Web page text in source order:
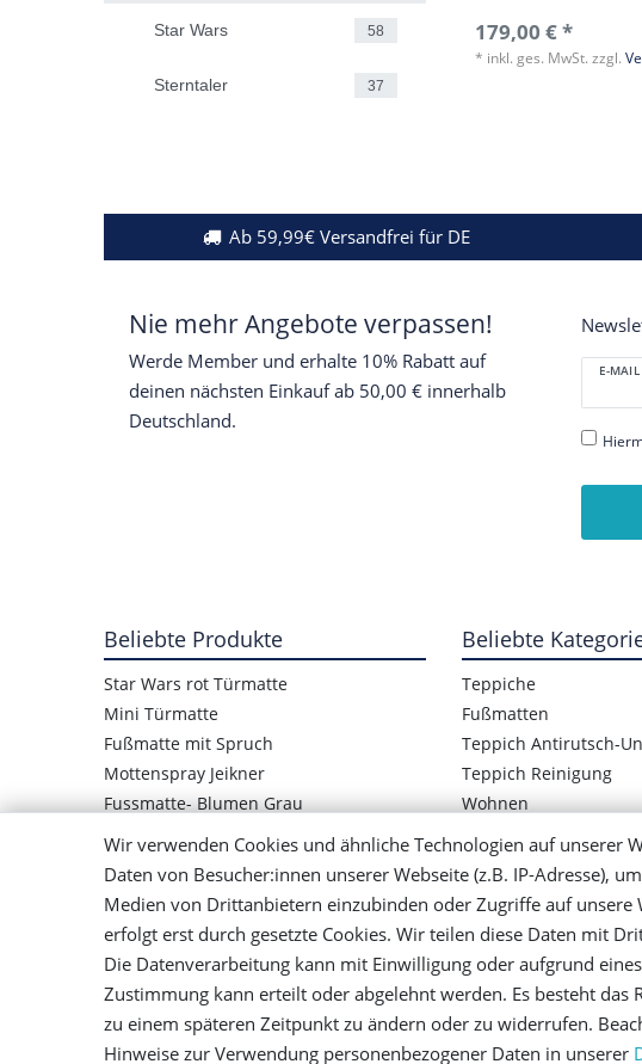
Star Wars 58
Sterntaler 37
179,00 € *
* inkl. ges. MwSt. zzgl.
Ab 59,99€ Versandfrei für DE
Nie mehr Angebote verpassen!
Werde Member und erhalte 10% Rabatt auf
deinen nächsten Einkauf ab 50,00 € innerhalb
Deutschland.
E-
Honig
Beliebte Produkte
Star Wars rot Türmatte
Mini Türmatte
Fußmatte mit Spruch
Mottenspray Jeikner
Fussmatte- Blumen Grau
Star Wars Logo Türmatte
Kinder Fußmatte Frosch
Mensch ärger Dich nicht Teppich
Bunter Teppich Handgewebt
Beliebte
Teppiche
Fußmatten
Teppich Antirutsch-
Teppich Reinigung
Wohnen
Impressum Daten­schutz­erklärung
Wir verwenden Cookies und ähnliche Technologien auf unserer
Daten von Besucher:innen unserer Webseite (z.B. IP-Adresse),
Medien von Drittanbietern einzubinden oder Zugriffe auf unsere
erfolgt erst durch gesetzte Cookies. Wir teilen diese Daten mit
Die Datenverarbeitung kann mit Einwilligung oder aufgrund
Zustimmung kann erteilt oder abgelehnt werden. Es besteht
zu einem späteren Zeitpunkt zu ändern oder zu widerrufen.
Hinweise zur Verwendung personenbezogener Daten in unserer